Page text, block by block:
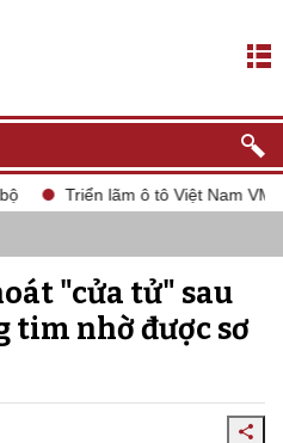
Triển lãm ô tô Việt Nam VMS
"cửa tử" sau
tim nhờ được sơ